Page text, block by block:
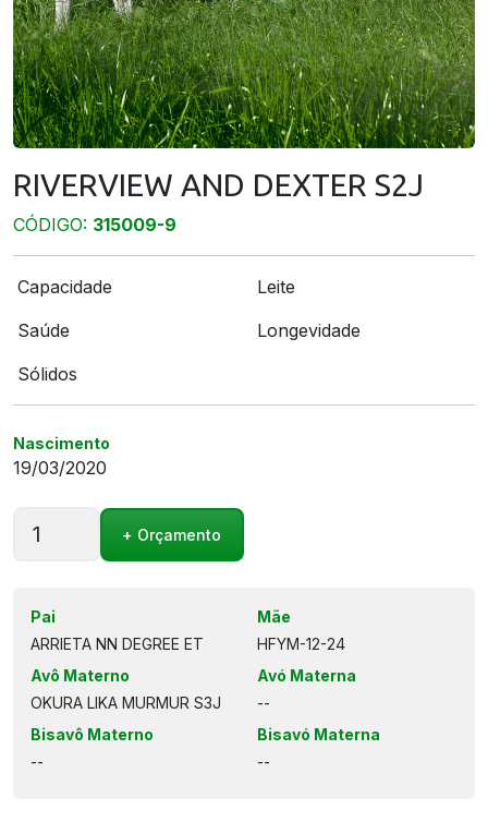
RIVERVIEW AND DEXTER S2J
CÓDIGO: 315009-9
Capacidade
Leite
Saúde
Longevidade
Sólidos
Nascimento
19/03/2020
AND
quantidade
+ Orçamento
Pai
ARRIETA NN DEGREE ET
Mãe
HFYM-12-24
Avô Materno
OKURA LIKA MURMUR S3J
Avó Materna
--
Bisavô Materno
--
Bisavó Materna
--